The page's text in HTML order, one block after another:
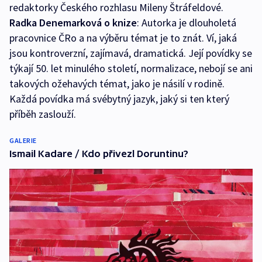
redaktorky Českého rozhlasu Mileny Štráfeldové.
Radka Denemarková o knize: Autorka je dlouholetá
pracovnice ČRo a na výběru témat je to znát. Ví, jaká
jsou kontroverzní, zajímavá, dramatická. Její povídky se
týkají 50. let minulého století, normalizace, nebojí se ani
takových ožehavých témat, jako je násilí v rodině.
Každá povídka má svébytný jazyk, jaký si ten který
příběh zaslouží.
GALERIE
Ismail Kadare / Kdo přivezl Doruntinu?